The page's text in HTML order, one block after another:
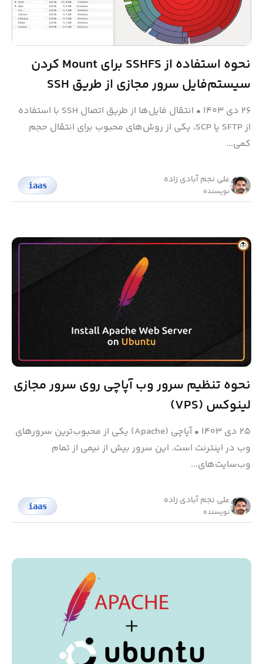
نحوه استفاده از SSHFS برای Mount کردن
سیستم‌فایل سرور مجازی از طریق SSH
۲۶ دی ۱۴۰۳ •
انتقال فایل‌ها از طریق اتصال SSH با استفاده
از SFTP یا SCP، یکی از روش‌های محبوب برای انتقال حجم
کمی...
علی نجم آبادی زاده
نویسنده
iaas
نحوه تنظیم سرور وب آپاچی روی سرور مجازی
لینوکس (VPS)
۲۵ دی ۱۴۰۳ •
آپاچی (Apache) یکی از محبوب‌ترین سرورهای
وب در اینترنت است. این سرور بیش از نیمی از تمام
وب‌سایت‌های...
علی نجم آبادی زاده
نویسنده
iaas